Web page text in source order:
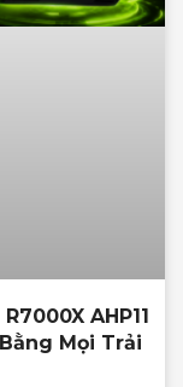
AHP11
Mọi Trải